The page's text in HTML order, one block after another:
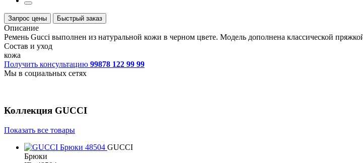
Запрос цены Быстрый заказ
Описание
Ремень Gucci выполнен из натуральной кожи в черном цвете. Модель дополнена классической
Состав и уход
кожа
Получить консультацию 99878 122 99 99
Мы в социальных сетях
Коллекция GUCCI
Показать все товары
GUCCI
Брюки